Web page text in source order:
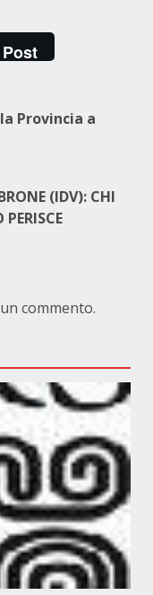
Post
Provincia a
(IDV): CHI
commento.